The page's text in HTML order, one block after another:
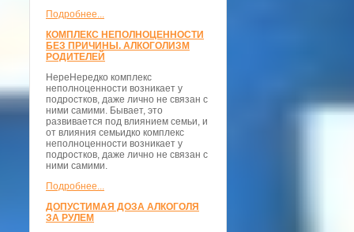
Подробнее...
КОМПЛЕКС НЕПОЛНОЦЕННОСТИ
БЕЗ ПРИЧИНЫ. АЛКОГОЛИЗМ
РОДИТЕЛЕЙ
НереНередко комплекс
неполноценности возникает у
подростков, даже лично не связан с
ними самими. Бывает, это
развивается под влиянием семьи, и
от влияния семьидко комплекс
неполноценности возникает у
подростков, даже лично не связан с
ними самими.
Подробнее...
ДОПУСТИМАЯ ДОЗА АЛКОГОЛЯ
ЗА РУЛЕМ